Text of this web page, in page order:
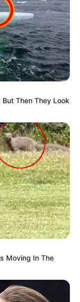
Then They Look
Moving In The